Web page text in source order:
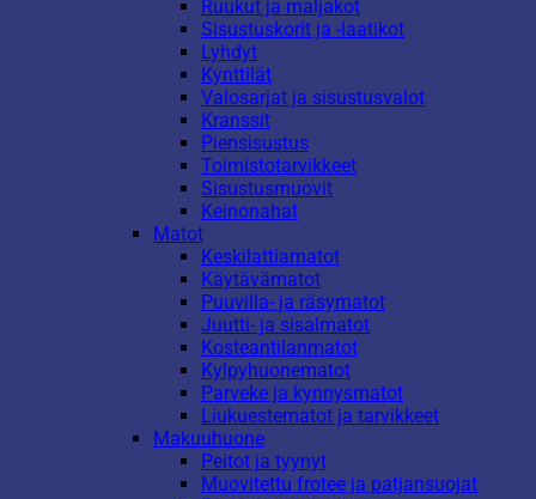
Ruukut ja maljakot
Sisustuskorit ja -laatikot
Lyhdyt
Kynttilät
Valosarjat ja sisustusvalot
Kranssit
Piensisustus
Toimistotarvikkeet
Sisustusmuovit
Keinonahat
Matot
Keskilattiamatot
Käytävämatot
Puuvilla- ja räsymatot
Juutti- ja sisalmatot
Kosteantilanmatot
Kylpyhuonematot
Parveke ja kynnysmatot
Liukuestematot ja tarvikkeet
Makuuhuone
Peitot ja tyynyt
Muovitettu frotee ja patjansuojat